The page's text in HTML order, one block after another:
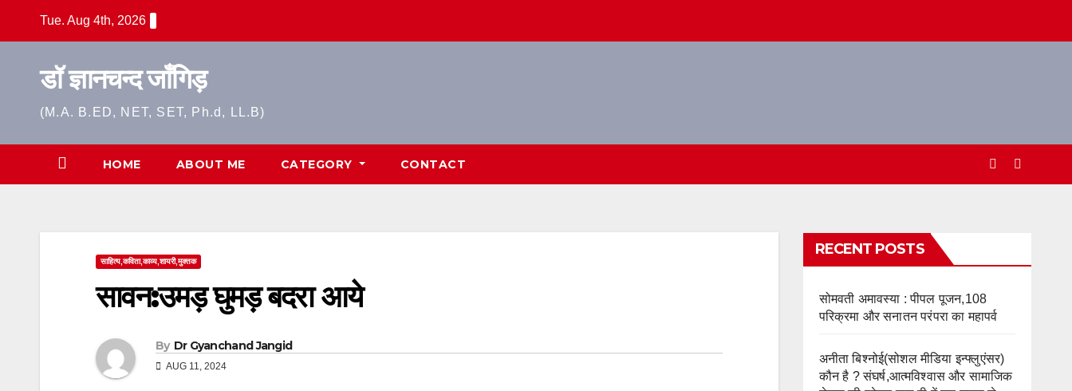
Tue. Aug 4th, 2026
डॉ ज्ञानचन्द जाँगिड़
(M.A. B.ED, NET, SET, Ph.d, LL.B)
HOME ABOUT ME CATEGORY CONTACT
साहित्य,कविता,काव्य,शायरी,मुक्तक
सावन:उमड़ घुमड़ बदरा आये
By Dr Gyanchand Jangid
AUG 11, 2024
RECENT POSTS
सोमवती अमावस्या : पीपल पूजन,108
परिक्रमा और सनातन परंपरा का महापर्व
अनीता बिश्नोई(सोशल मीडिया इन्फ्लुएंसर)
कौन है ? संघर्ष,आत्मविश्वास और सामाजिक